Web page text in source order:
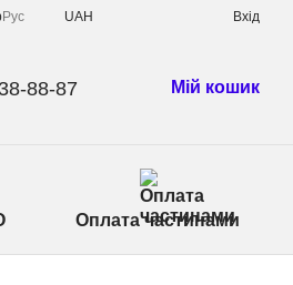
Рус UAH Вхід
88-87 Мій кошик
Оплата частинами